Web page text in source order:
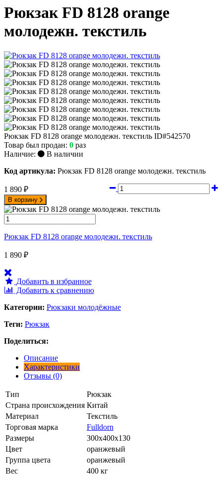
Рюкзак FD 8128 orange
молодежн. текстиль
Рюкзак FD 8128 orange молодежн. текстиль ID#542570
Товар был продан: 0 раз
Наличие:
В наличии
Код артикула: Рюкзак FD 8128 orange молодежн. текстиль
1 890 ₽
В корзину
Рюкзак FD 8128 orange молодежн. текстиль
1 890 ₽
Добавить в избранное
Добавить к сравнению
Категории: Рюкзаки молодёжные
Теги: Рюкзак
Поделиться:
Описание
Характеристики
Отзывы (0)
Тип
Рюкзак
Страна происхождения Китай
Материал
Текстиль
Торговая марка
Fulldorn
Размеры
300x400x130
Цвет
оранжевый
Группа цвета
оранжевый
Вес
400 кг